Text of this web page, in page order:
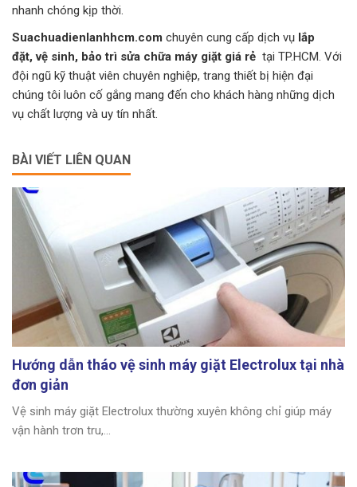
nhanh chóng kịp thời.
Suachuadienlanhhcm.com chuyên cung cấp dịch vụ lắp
đặt, vệ sinh, bảo trì sửa chữa máy giặt giá rẻ tại TP.HCM. Với
đội ngũ kỹ thuật viên chuyên nghiệp, trang thiết bị hiện đại
chúng tôi luôn cố gắng mang đến cho khách hàng những dịch
vụ chất lượng và uy tín nhất.
BÀI VIẾT LIÊN QUAN
Hướng dẫn tháo vệ sinh máy giặt Electrolux tại nhà
đơn giản
Vệ sinh máy giặt Electrolux thường xuyên không chỉ giúp máy
vận hành trơn tru,...